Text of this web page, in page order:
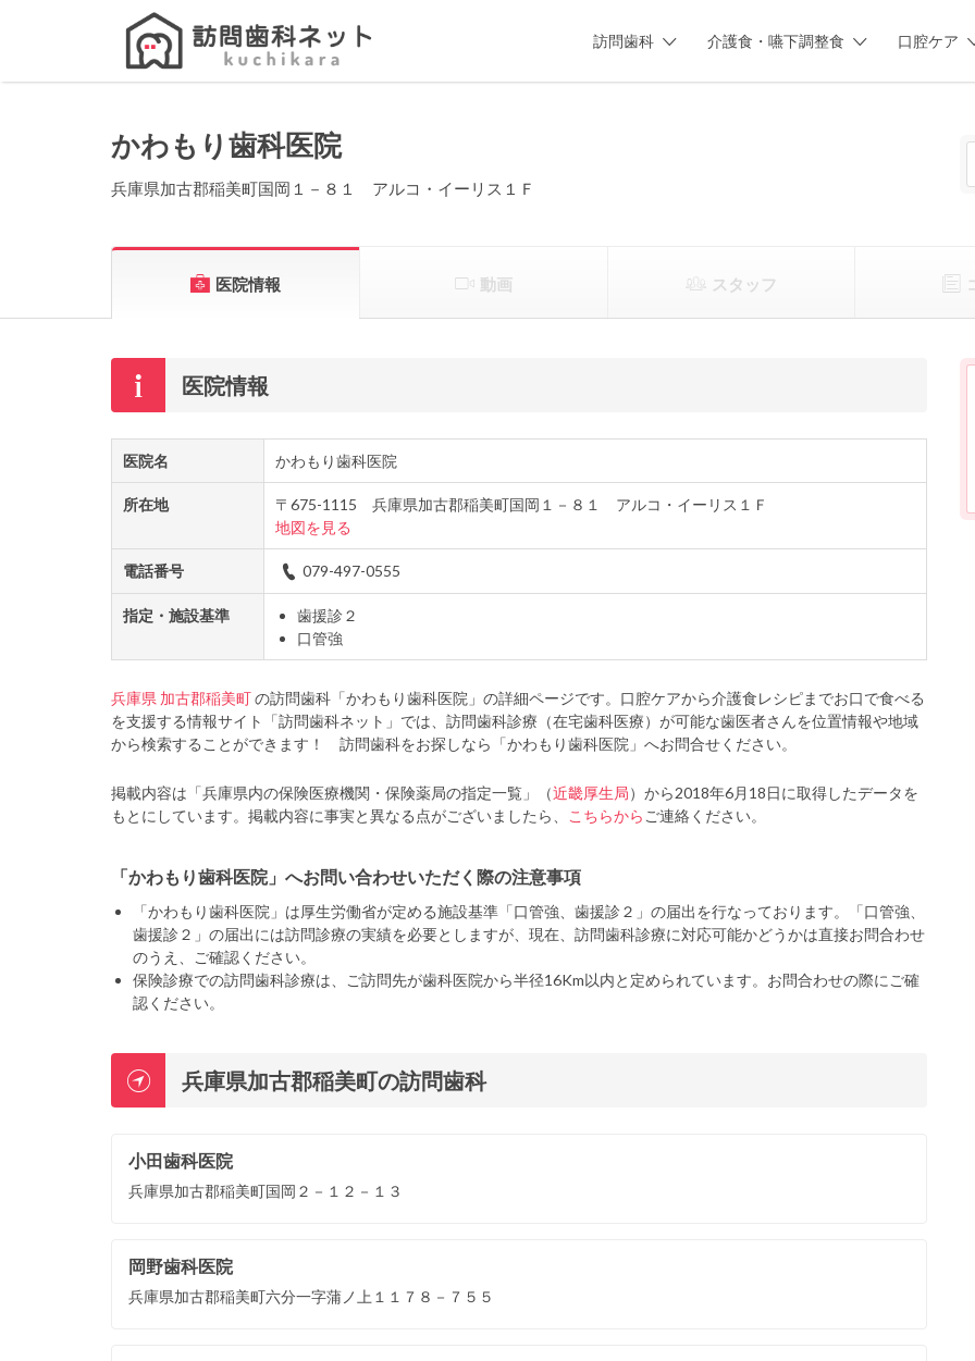
訪問歯科 介護食・嚥下調整食 口腔ケア
Search
かわもり歯科医院
兵庫県加古郡稲美町国岡１－８１ アルコ・イーリス１Ｆ
医院情報 動画 スタッフ
医院情報
医院名 かわもり歯科医院
所在地
〒675-1115 兵庫県加古郡稲美町国岡１－８１ アルコ・イーリス１Ｆ
地図を見る
電話番号 079-497-0555
指定・施設基準
歯援診２
口管強
兵庫県 加古郡稲美町の訪問歯科「かわもり歯科医院」の詳細ページです。口腔ケアから介護食レシピまでお口で食べる
を支援する情報サイト「訪問歯科ネット」では、訪問歯科診療（在宅歯科医療）が可能な歯医者さんを位置情報や地域
から検索することができます！ 訪問歯科をお探しなら「かわもり歯科医院」へお問合せください。
掲載内容は「兵庫県内の保険医療機関・保険薬局の指定一覧」（近畿厚生局）から2018年6月18日に取得したデータを
もとにしています。掲載内容に事実と異なる点がございましたら、
こちらから ご連絡ください。
「かわもり歯科医院」へお問い合わせいただく際の注意事項
「かわもり歯科医院」は厚生労働省が定める施設基準「口管強、歯援診２」の届出を行なっております。「口管強、
歯援診２」の届出には訪問診療の実績を必要としますが、現在、訪問歯科診療に対応可能かどうかは直接お問合わせ
のうえ、ご確認ください。
保険診療での訪問歯科診療は、ご訪問先が歯科医院から半径16Km以内と定められています。お問合わせの際にご確
認ください。
兵庫県加古郡稲美町の訪問歯科
小田歯科医院
兵庫県加古郡稲美町国岡２－１２－１３
岡野歯科医院
兵庫県加古郡稲美町六分一字蒲ノ上１１７８－７５５